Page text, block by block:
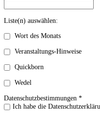
Liste(n) auswählen:
Wort des Monats
Veranstaltungs-Hinweise
Quickborn
Wedel
Datenschutzbestimmungen *
Ich habe die